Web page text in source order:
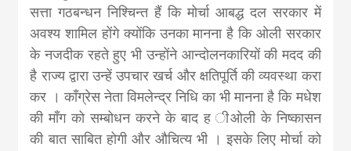
सत्ता गठबन्धन निश्चिन्त हैं कि मोर्चा आबद्ध दल सरकार में
अवश्य शामिल होंगे क्योंकि उनका मानना है कि ओली सरकार
के नजदीक रहते हुए भी उन्होंने आन्दोलनकारियों की मदद की
है राज्य द्वारा उन्हें उपचार खर्च और क्षतिपूर्ति की व्यवस्था करा
कर । काँग्रेस नेता विमलेन्द्र निधि का भी मानना है कि मधेश
की माँग को सम्बोधन करने के बाद ह ीओली के निष्कासन
की बात साबित होगी और औचित्य भी । इसके लिए मोर्चा को